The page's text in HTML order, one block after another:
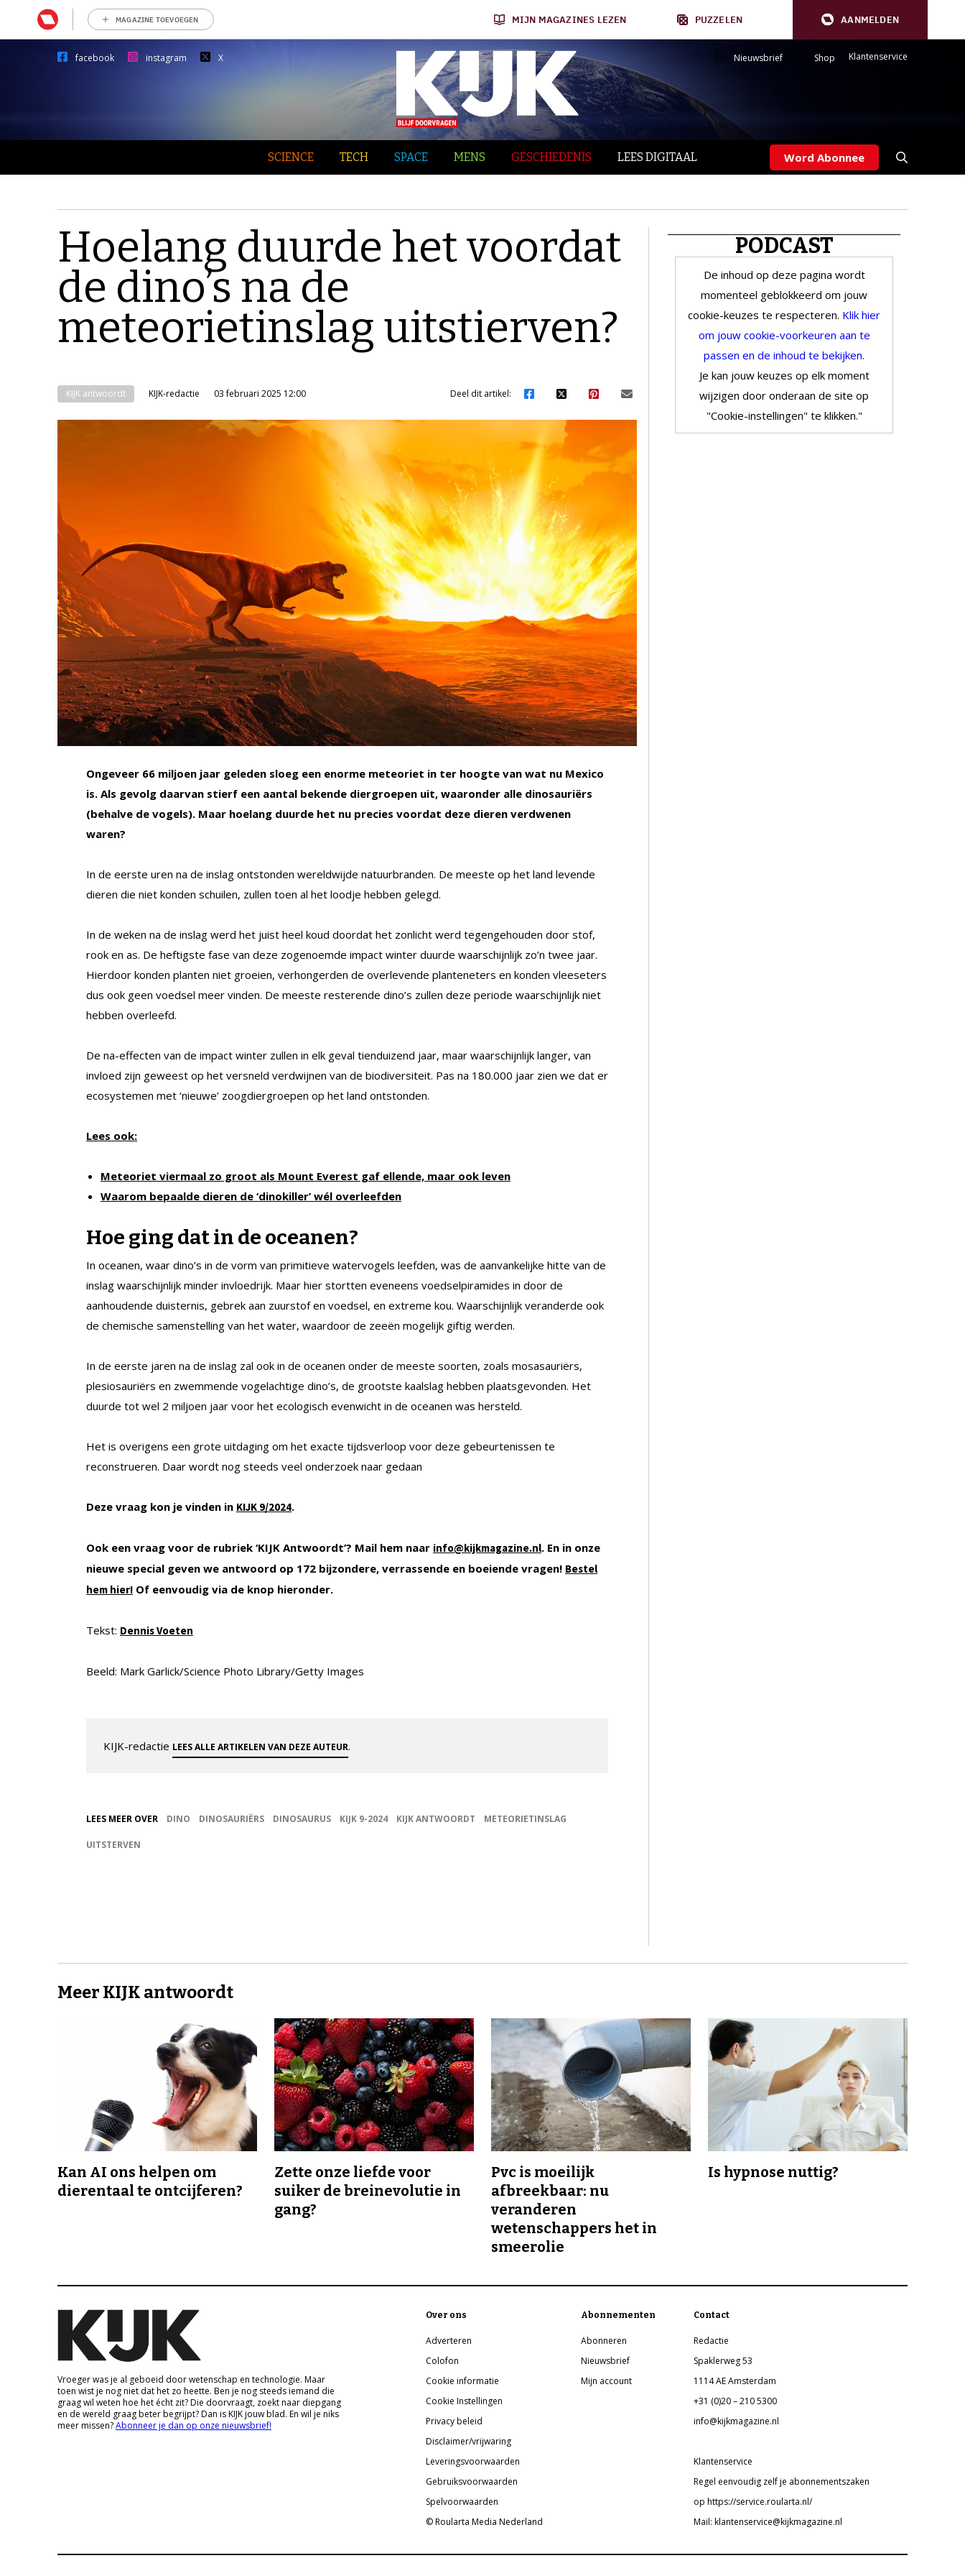
MAGAZINE TOEVOEGEN MIJN MAGAZINES LEZEN PUZZELEN AANMELDEN
facebook instagram X Nieuwsbrief Shop Klantenservice
SCIENCE TECH SPACE MENS GESCHIEDENIS LEES DIGITAAL Word Abonnee
Hoelang duurde het voordat
de dino’s na de
meteorietinslag uitstierven?
KIJK antwoordt KIJK-redactie 03 februari 2025 12:00 Deel dit artikel:
Ongeveer 66 miljoen jaar geleden sloeg een enorme meteoriet in ter hoogte van wat nu Mexico
is. Als gevolg daarvan stierf een aantal bekende diergroepen uit, waaronder alle dinosauriërs
(behalve de vogels). Maar hoelang duurde het nu precies voordat deze dieren verdwenen
waren?
In de eerste uren na de inslag ontstonden wereldwijde natuurbranden. De meeste op het land levende
dieren die niet konden schuilen, zullen toen al het loodje hebben gelegd.
In de weken na de inslag werd het juist heel koud doordat het zonlicht werd tegengehouden door stof,
rook en as. De heftigste fase van deze zogenoemde impact winter duurde waarschijnlijk zo’n twee jaar.
Hierdoor konden planten niet groeien, verhongerden de overlevende planteneters en konden vleeseters
dus ook geen voedsel meer vinden. De meeste resterende dino’s zullen deze periode waarschijnlijk niet
hebben overleefd.
De na-effecten van de impact winter zullen in elk geval tienduizend jaar, maar waarschijnlijk langer, van
invloed zijn geweest op het versneld verdwijnen van de biodiversiteit. Pas na 180.000 jaar zien we dat er
ecosystemen met ‘nieuwe’ zoogdiergroepen op het land ontstonden.
Lees ook:
Meteoriet viermaal zo groot als Mount Everest gaf ellende, maar ook leven
Waarom bepaalde dieren de ‘dinokiller’ wél overleefden
Hoe ging dat in de oceanen?
In oceanen, waar dino’s in de vorm van primitieve watervogels leefden, was de aanvankelijke hitte van de
inslag waarschijnlijk minder invloedrijk. Maar hier stortten eveneens voedselpiramides in door de
aanhoudende duisternis, gebrek aan zuurstof en voedsel, en extreme kou. Waarschijnlijk veranderde ook
de chemische samenstelling van het water, waardoor de zeeën mogelijk giftig werden.
In de eerste jaren na de inslag zal ook in de oceanen onder de meeste soorten, zoals mosasauriërs,
plesiosauriërs en zwemmende vogelachtige dino’s, de grootste kaalslag hebben plaatsgevonden. Het
duurde tot wel 2 miljoen jaar voor het ecologisch evenwicht in de oceanen was hersteld.
Het is overigens een grote uitdaging om het exacte tijdsverloop voor deze gebeurtenissen te
reconstrueren. Daar wordt nog steeds veel onderzoek naar gedaan
Deze vraag kon je vinden in KIJK 9/2024.
Ook een vraag voor de rubriek ‘KIJK Antwoordt’? Mail hem naar info@kijkmagazine.nl. En in onze
nieuwe special geven we antwoord op 172 bijzondere, verrassende en boeiende vragen! Bestel
hem hier! Of eenvoudig via de knop hieronder.
Tekst: Dennis Voeten
Beeld: Mark Garlick/Science Photo Library/Getty Images
KIJK-redactie LEES ALLE ARTIKELEN VAN DEZE AUTEUR.
LEES MEER OVER DINO DINOSAURIËRS DINOSAURUS KIJK 9-2024 KIJK ANTWOORDT METEORIETINSLAG
UITSTERVEN
PODCAST
De inhoud op deze pagina wordt
momenteel geblokkeerd om jouw
cookie-keuzes te respecteren. Klik hier
om jouw cookie-voorkeuren aan te
passen en de inhoud te bekijken.
Je kan jouw keuzes op elk moment
wijzigen door onderaan de site op
"Cookie-instellingen" te klikken."
Meer KIJK antwoordt
Kan AI ons helpen om
dierentaal te ontcijferen?
Zette onze liefde voor
suiker de breinevolutie in
gang?
Pvc is moeilijk
afbreekbaar: nu
veranderen
wetenschappers het in
smeerolie
Is hypnose nuttig?
Vroeger was je al geboeid door wetenschap en technologie. Maar
toen wist je nog niet dat het zo heette. Ben je nog steeds iemand die
graag wil weten hoe het écht zit? Die doorvraagt, zoekt naar diepgang
en de wereld graag beter begrijpt? Dan is KIJK jouw blad. En wil je niks
meer missen?Abonneer je dan op onze nieuwsbrief!
Over ons
Adverteren
Colofon
Cookie informatie
Cookie Instellingen
Privacy beleid
Disclaimer/vrijwaring
Leveringsvoorwaarden
Gebruiksvoorwaarden
Spelvoorwaarden
© Roularta Media Nederland
Abonnementen
Abonneren
Nieuwsbrief
Mijn account
Contact
Redactie
Spaklerweg 53
1114 AE Amsterdam
+31 (0)20 – 210 5300
info@kijkmagazine.nl
Klantenservice
Regel eenvoudig zelf je abonnementszaken
op https://service.roularta.nl/
Mail: klantenservice@kijkmagazine.nl